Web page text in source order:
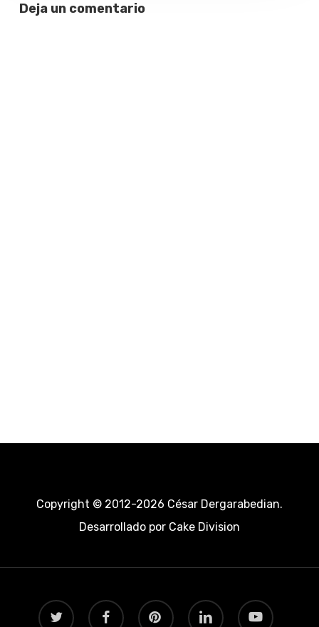
Deja un comentario
Copyright © 2012-2026 César Dergarabedian.
Desarrollado porCake Division
twitter facebook pinterest linkedin youtube